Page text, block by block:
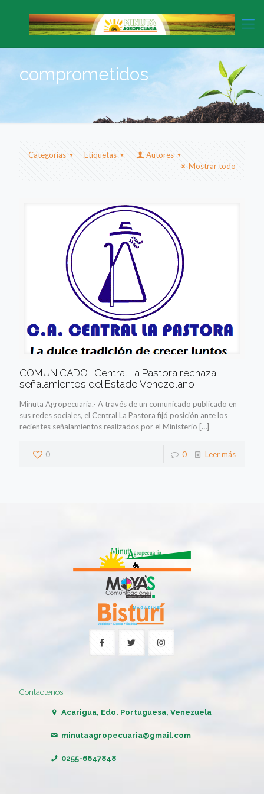
comprometidos
Categorias Etiquetas
Autores
Mostrar todo
COMUNICADO | Central La Pastora rechaza
señalamientos del Estado Venezolano
Minuta Agropecuaria.- A través de un comunicado publicado en
sus redes sociales, el Central La Pastora fijó posición ante los
recientes señalamientos realizados por el Ministerio […]
0 0 Leer más
Contáctenos
Acarigua, Edo. Portuguesa, Venezuela
minutaagropecuaria@gmail.com
0255-6647848